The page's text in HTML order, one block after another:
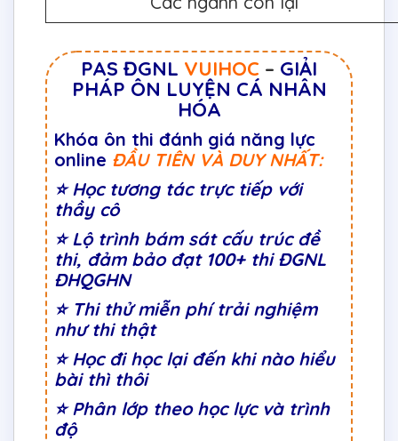
PAS ĐGNL VUIHOC – GIẢI
PHÁP ÔN LUYỆN CÁ NHÂN
HÓA
Khóa ôn thi đánh giá năng lực
online ĐẦU TIÊN VÀ DUY NHẤT:
⭐Học tương tác trực tiếp với
thầy cô
⭐Lộ trình bám sát cấu trúc đề
thi, đảm bảo đạt 100+ thi ĐGNL
ĐHQGHN
⭐ Thi thử miễn phí trải nghiệm
như thi thật
⭐ Học đi học lại đến khi nào hiểu
bài thì thôi
⭐Phân lớp theo học lực và trình
độ